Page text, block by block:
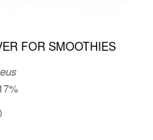
FOR SMOOTHIES